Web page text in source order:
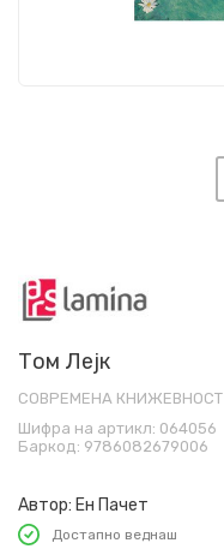
Том Лејк
СОВРЕМЕНА КНИЖЕВНОСТ
Шифра на артикл: 064056
Баркод: 9786082679006
Автор: Ен Пачет
Достапно веднаш